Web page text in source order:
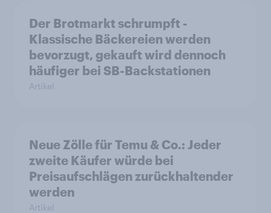
Der Brotmarkt schrumpft -
Klassische Bäckereien werden
bevorzugt, gekauft wird dennoch
häufiger bei SB-Backstationen
Artikel
Neue Zölle für Temu & Co.: Jeder
zweite Käufer würde bei
Preisaufschlägen zurückhaltender
werden
Artikel